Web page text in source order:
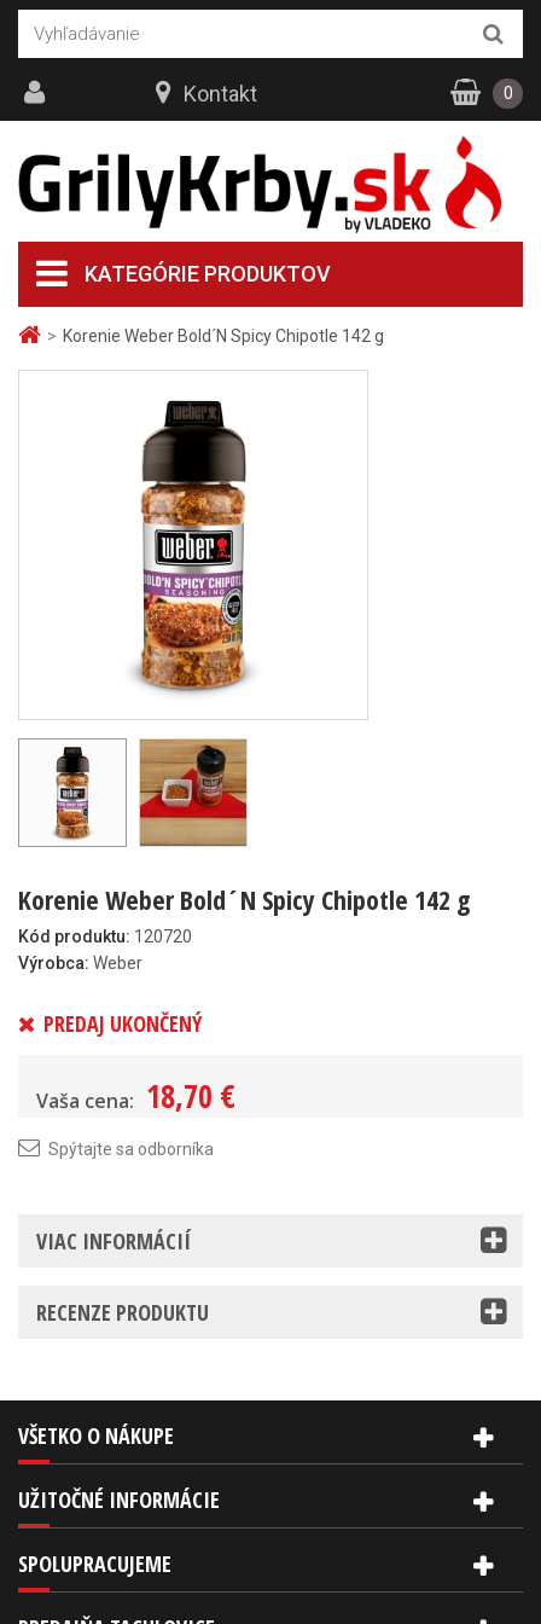
> Korenie Weber Bold´N Spicy Chipotle 142 g
Korenie Weber Bold´N Spicy Chipotle 142 g
Kód produktu: 120720
Výrobca: Weber
PREDAJ UKONČENÝ
Vaša cena: 18,70 €
Spýtajte sa odborníka
VIAC INFORMÁCIÍ
RECENZE PRODUKTU
KATEGÓRIE PRODUKTOV
Kontakt 0
VŠETKO O NÁKUPE
UŽITOČNÉ INFORMÁCIE
SPOLUPRACUJEME